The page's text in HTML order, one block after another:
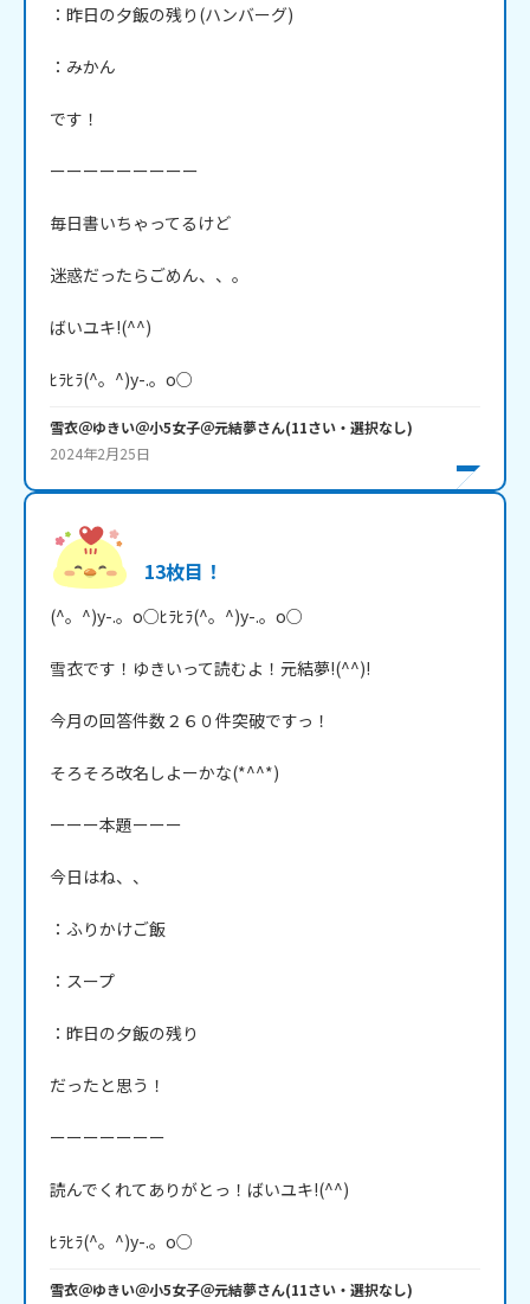
：昨日の夕飯の残り(ハンバーグ)
：みかん
です！
ーーーーーーーーー
毎日書いちゃってるけど
迷惑だったらごめん、、。
ばいユキ!(^^)
ﾋﾗﾋﾗ(^。^)y-.。o○
雪衣＠ゆきい＠小5女子＠元結夢さん(11さい・ 選択なし)
2024年2月25日
13枚目！
(^。^)y-.。o○ﾋﾗﾋﾗ(^。^)y-.。o○
雪衣です！ゆきいって読むよ！元結夢!(^^)!
今月の回答件数２６０件突破ですっ！
そろそろ改名しよーかな(*^^*)
ーーー本題ーーー
今日はね、、
：ふりかけご飯
：スープ
：昨日の夕飯の残り
だったと思う！
ーーーーーーー
読んでくれてありがとっ！ばいユキ!(^^)
ﾋﾗﾋﾗ(^。^)y-.。o○
雪衣＠ゆきい＠小5女子＠元結夢さん(11さい・ 選択なし)